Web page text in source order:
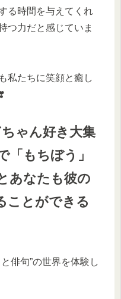
る時間を与えてくれ
つ力だと感じていま
私たちに笑顔と癒し
ゃん好き大集
「もちぼう」
あなたも彼の
ことができる
俳句”の世界を体験し